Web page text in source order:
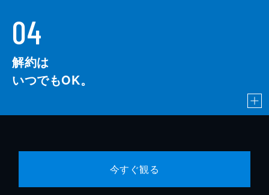
04
解約は
いつでもOK。
今すぐ観る